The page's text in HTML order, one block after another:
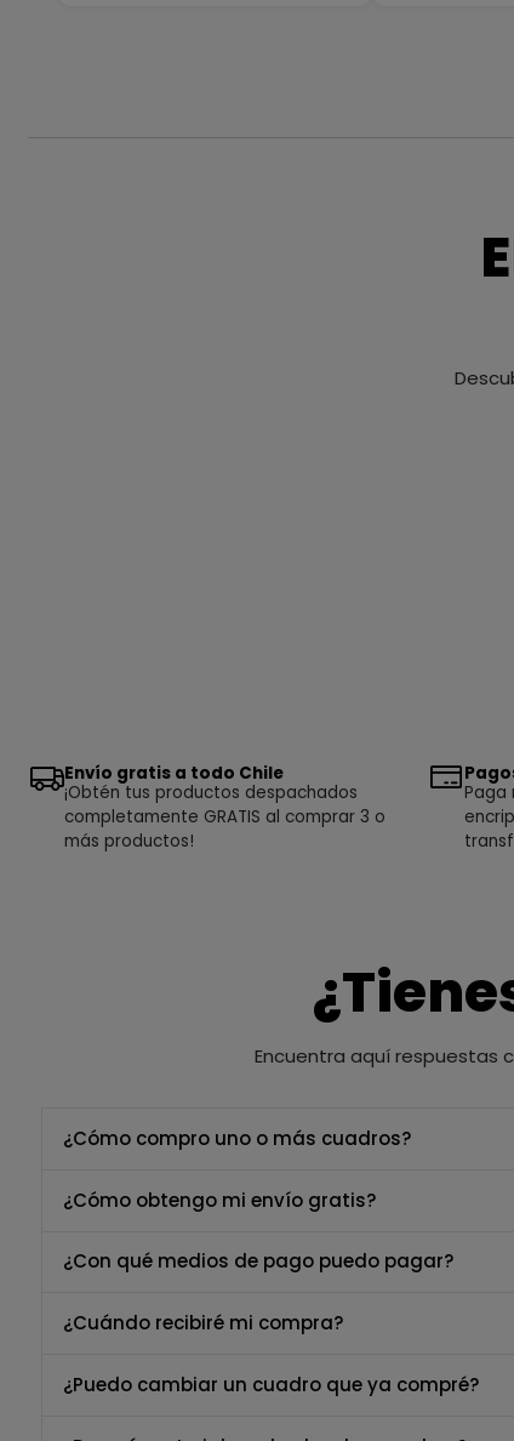
Envío gratis a todo Chile
¡Obtén tus productos despachados
completamente GRATIS al comprar 3 o
más productos!
Encuentra aquí respuestas
¿Cómo compro uno o más cuadros?
¿Cómo obtengo mi envío gratis?
¿Con qué medios de pago puedo pagar?
¿Cuándo recibiré mi compra?
¿Puedo cambiar un cuadro que ya compré?